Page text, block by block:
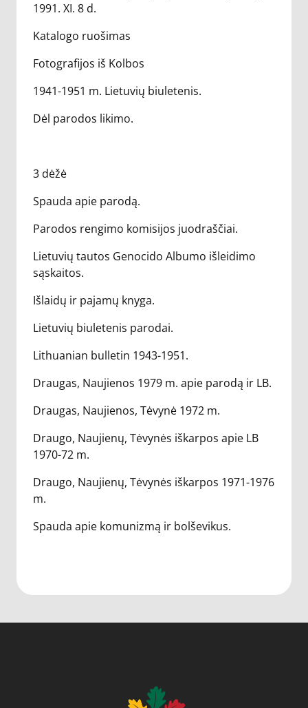
1991. XI. 8 d.
Katalogo ruošimas
Fotografijos iš Kolbos
1941-1951 m. Lietuvių biuletenis.
Dėl parodos likimo.
3 dėžė
Spauda apie parodą.
Parodos rengimo komisijos juodraščiai.
Lietuvių tautos Genocido Albumo išleidimo
sąskaitos.
Išlaidų ir pajamų knyga.
Lietuvių biuletenis parodai.
Lithuanian bulletin 1943-1951.
Draugas, Naujienos 1979 m. apie parodą ir LB.
Draugas, Naujienos, Tėvynė 1972 m.
Draugo, Naujienų, Tėvynės iškarpos apie LB
1970-72 m.
Draugo, Naujienų, Tėvynės iškarpos 1971-1976
m.
Spauda apie komunizmą ir bolševikus.